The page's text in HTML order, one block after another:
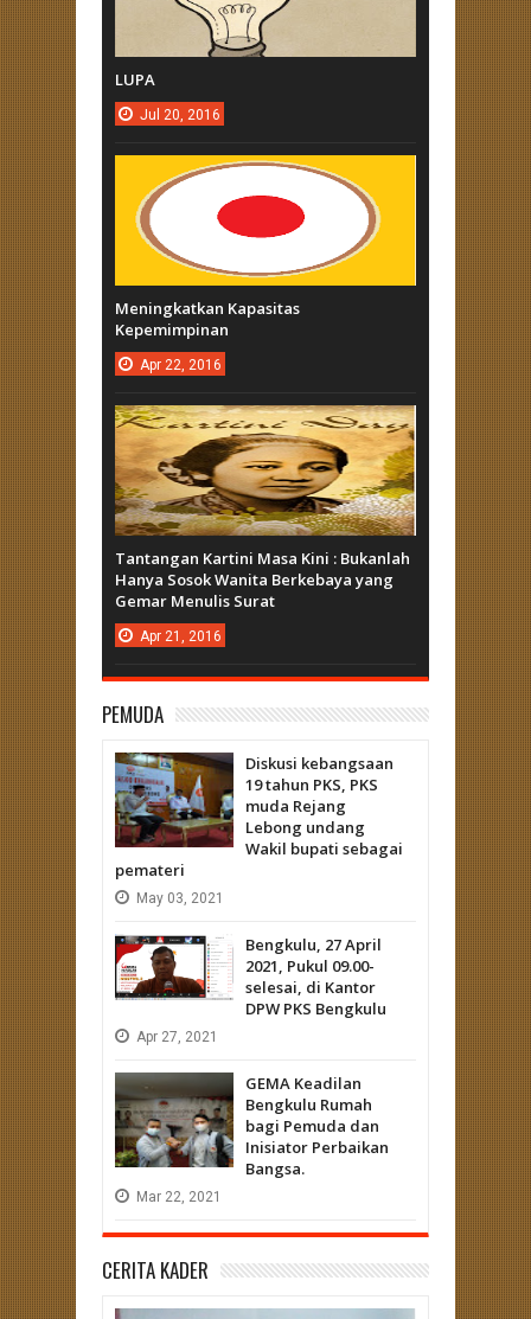
LUPA
Jul 20, 2016
Meningkatkan Kapasitas
Kepemimpinan
Apr 22, 2016
Tantangan Kartini Masa Kini : Bukanlah
Hanya Sosok Wanita Berkebaya yang
Gemar Menulis Surat
Apr 21, 2016
PEMUDA
Diskusi kebangsaan
19 tahun PKS, PKS
muda Rejang
Lebong undang
Wakil bupati sebagai
pemateri
May 03, 2021
Bengkulu, 27 April
2021, Pukul 09.00-
selesai, di Kantor
DPW PKS Bengkulu
Apr 27, 2021
GEMA Keadilan
Bengkulu Rumah
bagi Pemuda dan
Inisiator Perbaikan
Bangsa.
Mar 22, 2021
CERITA KADER